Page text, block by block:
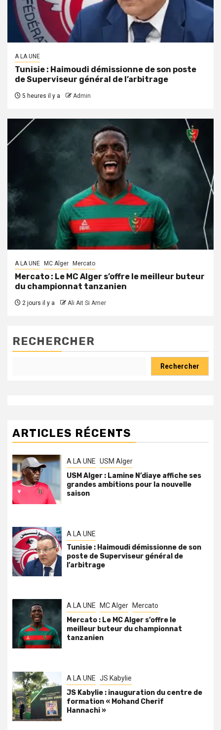
A LA UNE
Tunisie : Haimoudi démissionne de son poste
de Superviseur général de l’arbitrage
5 heures il y a Admin
A LA UNE MC Alger Mercato
Mercato : Le MC Alger s’offre le meilleur buteur
du championnat tanzanien
2 jours il y a Ali Ait Si Amer
RECHERCHER
Rechercher
ARTICLES RÉCENTS
A LA UNE USM Alger
USM Alger : Lamine N’diaye affiche ses
grandes ambitions pour la nouvelle
saison
A LA UNE
Tunisie : Haimoudi démissionne de son
poste de Superviseur général de
l’arbitrage
A LA UNE MC Alger Mercato
Mercato : Le MC Alger s’offre le
meilleur buteur du championnat
tanzanien
A LA UNE JS Kabylie
JS Kabylie : inauguration du centre de
formation « Mohand Cherif
Hannachi »